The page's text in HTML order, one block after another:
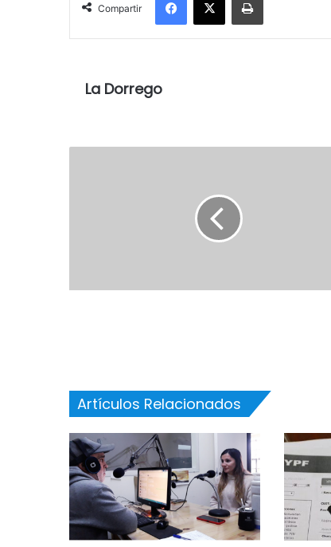
Compartir
La Dorrego
Artículos Relacionados